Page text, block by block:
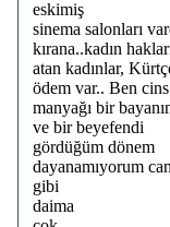
eskimiş
sinema salonları
kırana..kadın
atan kadınlar,
ödem var.. Ben cins
manyağı bir
ve bir beyefendi
gördüğüm dönem
dayanamıyorum
gibi
daima